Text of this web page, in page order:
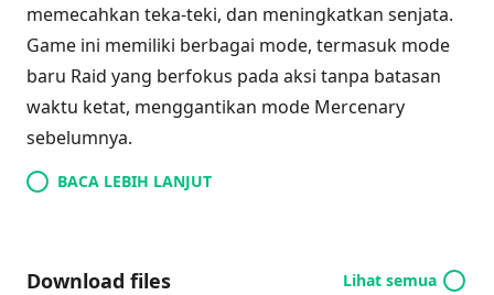
memecahkan teka-teki, dan meningkatkan senjata.
Game ini memiliki berbagai mode, termasuk mode
baru Raid yang berfokus pada aksi tanpa batasan
waktu ketat, menggantikan mode Mercenary
sebelumnya.
BACA LEBIH LANJUT
Download files Lihat semua